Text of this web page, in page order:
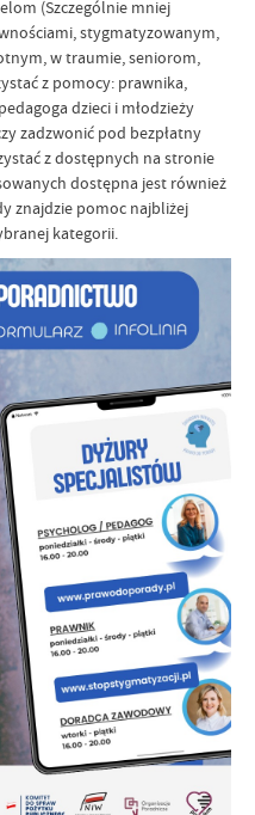
(Szczególnie mniej
stygmatyzowanym,
w traumie, seniorom,
z pomocy: prawnika,
dzieci i młodzieży
zadzwonić pod bezpłatny
z dostępnych na stronie
dostępna jest również
znajdzie pomoc najbliżej
kategorii.